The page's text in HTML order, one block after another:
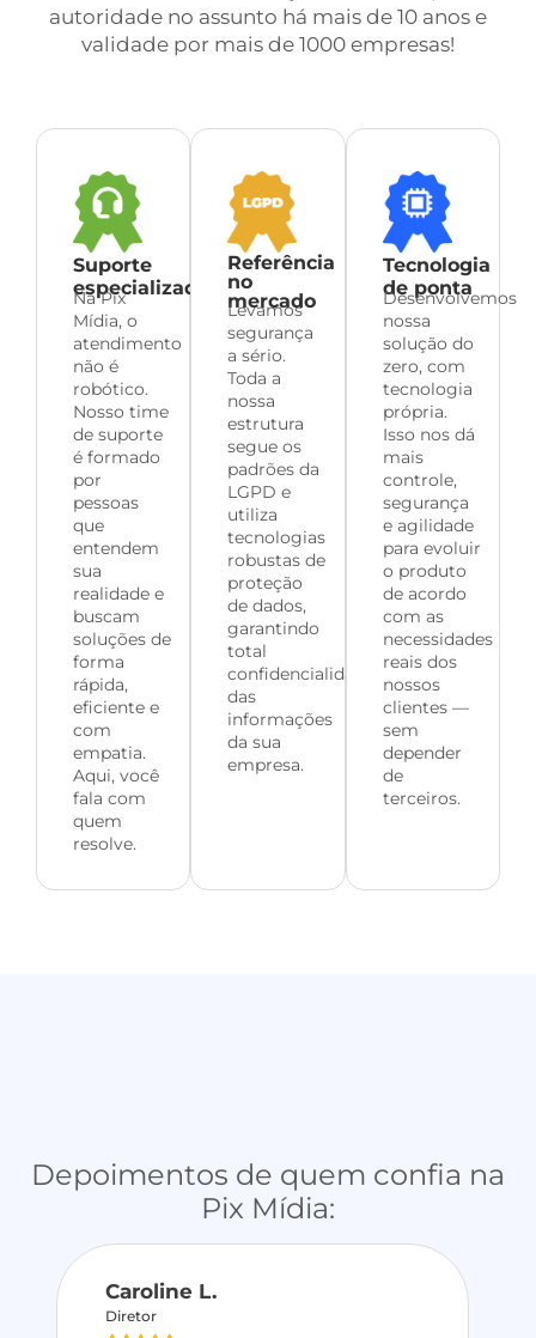
autoridade no assunto há mais de 10 anos e
validade por mais de 1000 empresas!
Suporte
especializado
Na Pix
Mídia, o
atendimento
não é
robótico.
Nosso time
de suporte
é formado
por
pessoas
que
entendem
sua
realidade e
buscam
soluções de
forma
rápida,
eficiente e
com
empatia.
Aqui, você
fala com
quem
resolve.
Referência
no
mercado
Levamos
segurança
a sério.
Toda a
nossa
estrutura
segue os
padrões da
LGPD e
utiliza
tecnologias
robustas de
proteção
de dados,
garantindo
total
confidencialidade
das
informações
da sua
empresa.
Tecnologia
de ponta
Desenvolvemos
nossa
solução do
zero, com
tecnologia
própria.
Isso nos dá
mais
controle,
segurança
e agilidade
para evoluir
o produto
de acordo
com as
necessidades
reais dos
nossos
clientes —
sem
depender
de
terceiros.
Depoimentos de quem confia na
Pix Mídia:
Caroline L.
Diretor